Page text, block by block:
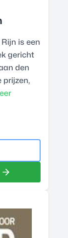
is een
gericht
den
prijzen,